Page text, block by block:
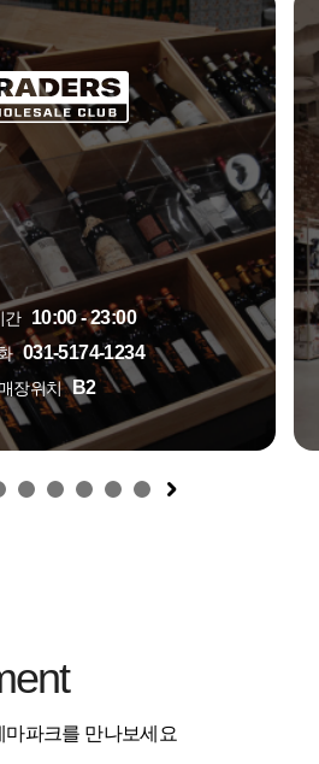
간 10:00 - 23:00
031-5174-1234
장위치 B2
파크를 만나보세요